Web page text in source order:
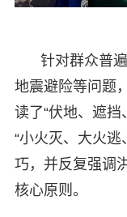
针对群众普
地震避险等问题
读了“伏地、遮
“小火灭、大火
巧，并反复强调
核心原则。